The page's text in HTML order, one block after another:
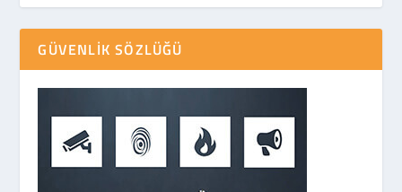
GÜVENLIK SÖZLÜĞÜ